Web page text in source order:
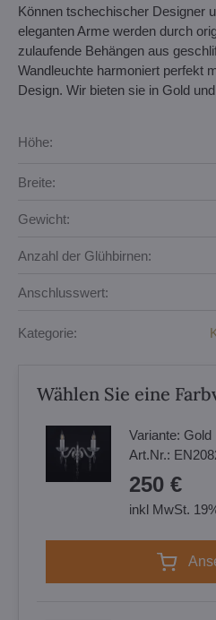
Können tschechischer Designer
eleganten Arme werden durch
zulaufende Behängen aus
Wandleuchte harmoniert perfekt
Design. Wir bieten sie in Gold
Höhe:
Breite:
Gewicht:
Anzahl der Glühbirnen:
Anschlusswert:
Kategorie:
Wählen Sie eine
Variante: Gold
Art.Nr.:
250 €
inkl MwSt.